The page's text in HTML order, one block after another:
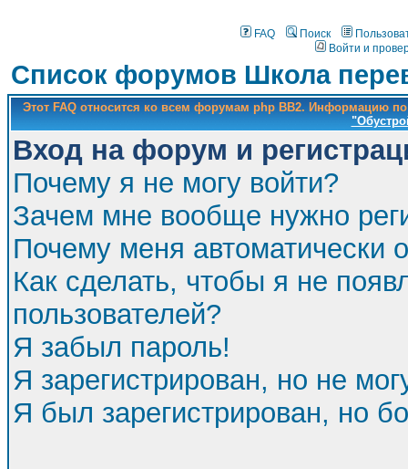
FAQ Поиск
Войти и
Список форумов Школа
Этот FAQ относится ко всем форумам php BB2. Информацию
Вход на форум и
Почему я не могу войти?
Зачем мне вообще нужно
Почему меня автоматически
Как сделать, чтобы я не
пользователей?
Я забыл пароль!
Я зарегистрирован, но не
Я был зарегистрирован, но